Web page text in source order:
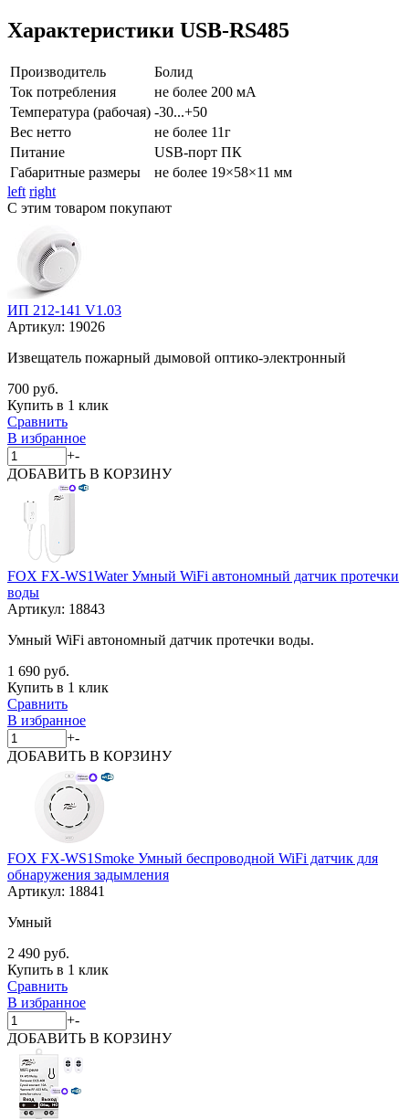
Характеристики USB-RS485
Производитель
Болид
Ток потребления
не более 200 мА
Температура (рабочая) -30...+50
Вес нетто
не более 11г
Питание
USB-порт ПК
Габаритные размеры
не более 19×58×11 мм
left right
С этим товаром покупают
ИП 212-141 V1.03
Артикул: 19026
Извещатель пожарный дымовой оптико-электронный
700 руб.
Купить в 1 клик
Сравнить
В избранное
+-
ДОБАВИТЬ В КОРЗИНУ
FOX FX-WS1Water Умный WiFi автономный датчик протечки
воды
Артикул: 18843
Умный WiFi автономный датчик протечки воды.
1 690 руб.
Купить в 1 клик
Сравнить
В избранное
+-
ДОБАВИТЬ В КОРЗИНУ
FOX FX-WS1Smoke Умный беспроводной WiFi датчик для
обнаружения задымления
Артикул: 18841
Умный
2 490 руб.
Купить в 1 клик
Сравнить
В избранное
+-
ДОБАВИТЬ В КОРЗИНУ